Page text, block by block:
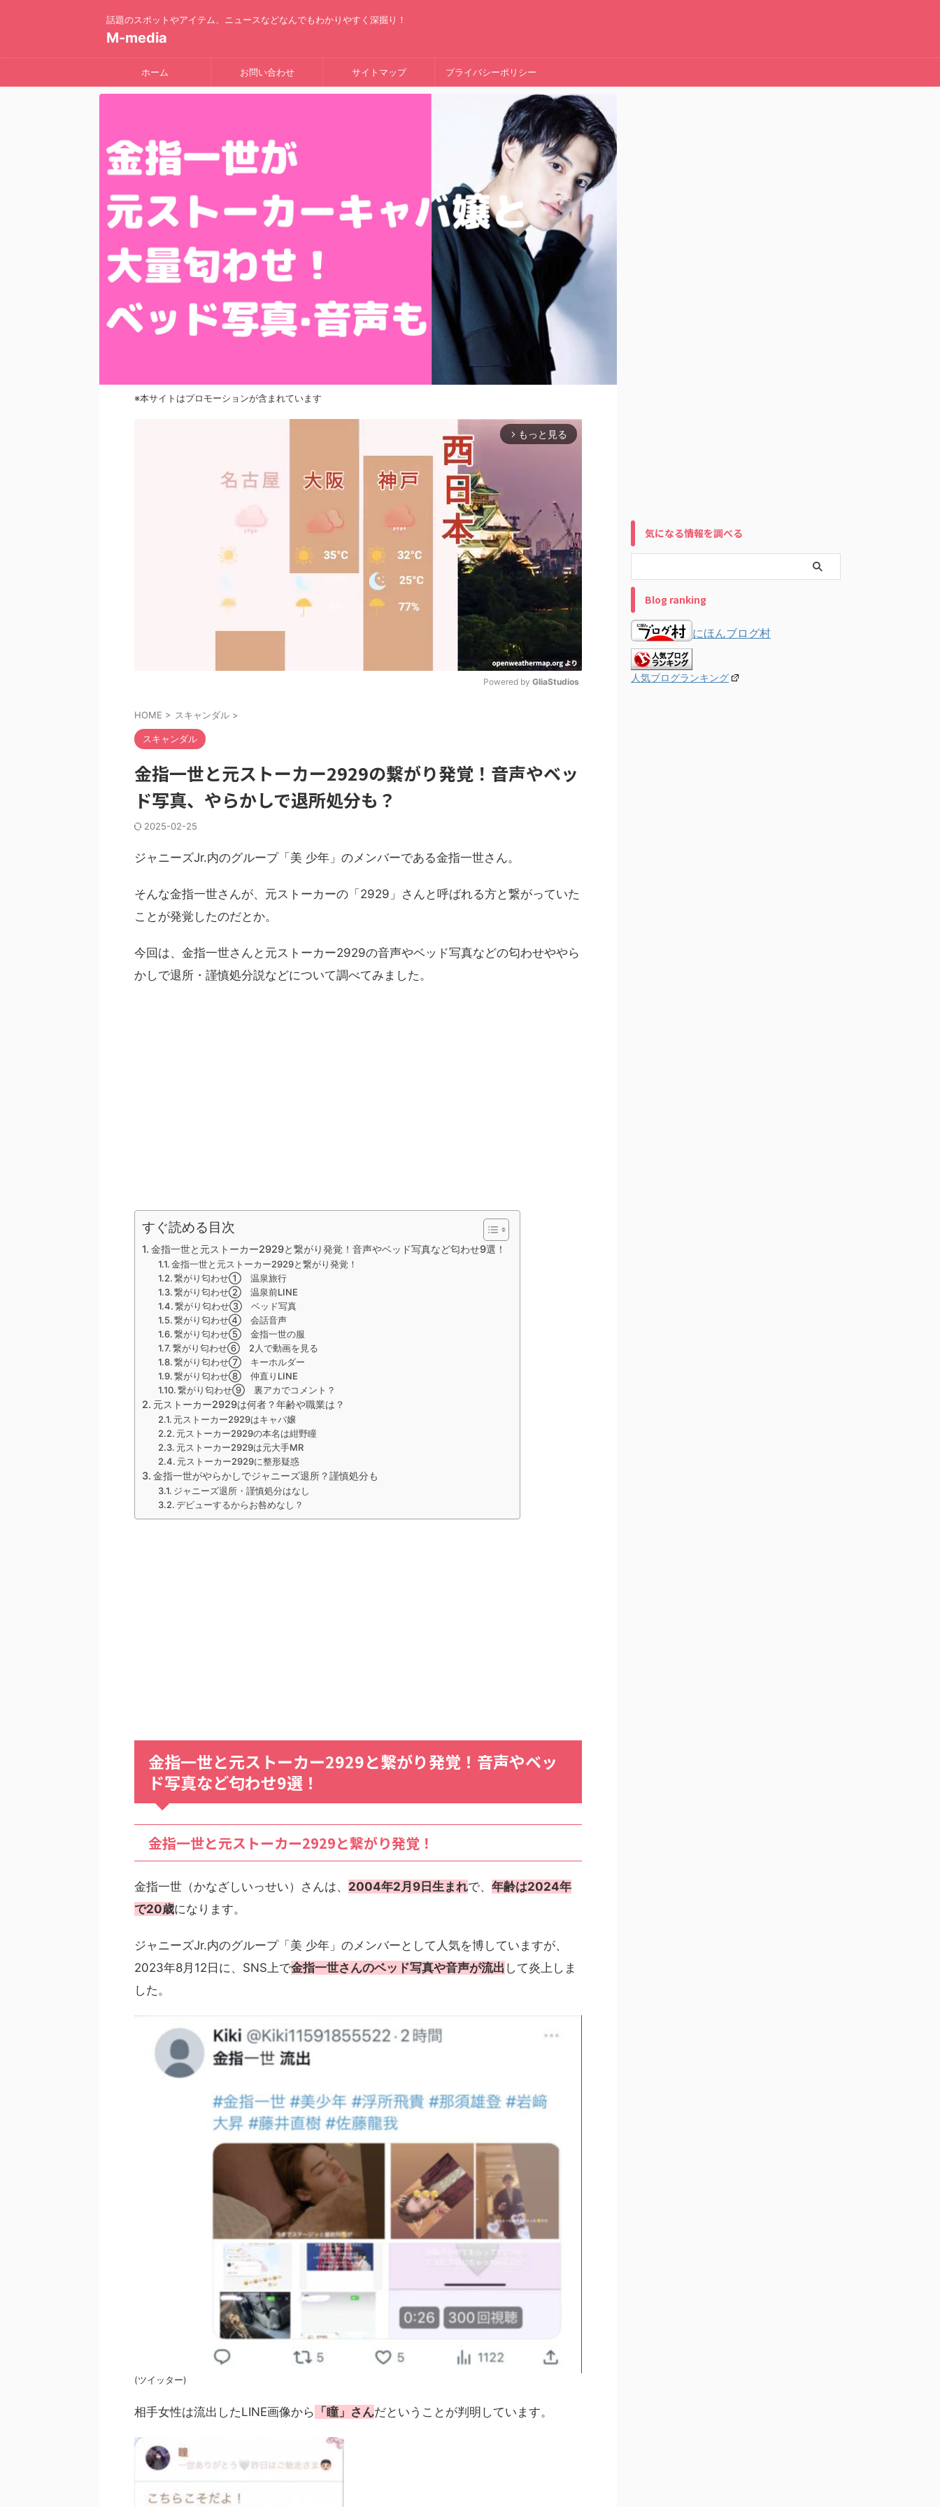
話題のスポットやアイテム、ニュースなどなんでもわかりやすく深掘り！
M-media
ホーム お問い合わせ サイトマップ プライバシーポリシー
※本サイトはプロモーションが含まれています
arrow_forward_ios もっと見る
e
Powered by GliaStudios
HOME > スキャンダル >
スキャンダル
金指一世と元ストーカー2929の繋がり発覚！音声やベッ
ド写真、やらかしで退所処分も？
2025-02-25
ジャニーズJr.内のグループ「美 少年」のメンバーである金指一世さん。
そんな金指一世さんが、元ストーカーの「2929」さんと呼ばれる方と繋がっていた
ことが発覚したのだとか。
今回は、金指一世さんと元ストーカー2929の音声やベッド写真などの匂わせややら
かしで退所・謹慎処分説などについて調べてみました。
すぐ読める目次
金指一世と元ストーカー2929と繋がり発覚！音声やベッド写真など匂わせ9選！
金指一世と元ストーカー2929と繋がり発覚！
繋がり匂わせ① 温泉旅行
繋がり匂わせ② 温泉前LINE
繋がり匂わせ③ ベッド写真
繋がり匂わせ④ 会話音声
繋がり匂わせ⑤ 金指一世の服
繋がり匂わせ⑥ 2人で動画を見る
繋がり匂わせ⑦ キーホルダー
繋がり匂わせ⑧ 仲直りLINE
繋がり匂わせ⑨ 裏アカでコメント？
元ストーカー2929は何者？年齢や職業は？
元ストーカー2929はキャバ嬢
元ストーカー2929の本名は紺野瞳
元ストーカー2929は元大手MR
元ストーカー2929に整形疑惑
金指一世がやらかしでジャニーズ退所？謹慎処分も
ジャニーズ退所・謹慎処分はなし
デビューするからお咎めなし？
金指一世と元ストーカー2929と繋がり発覚！音声やベッ
ド写真など匂わせ9選！
金指一世と元ストーカー2929と繋がり発覚！
金指一世（かなざしいっせい）さんは、 2004年2月9日生まれで、 年齢は2024年
で20歳になります。
ジャニーズJr.内のグループ「美 少年」のメンバーとして人気を博していますが、
2023年8月12日に、SNS上で金指一世さんのベッド写真や音声が流出 して炎上しま
した。
(ツイッター)
相手女性は流出したLINE画像から 「瞳」さんだということが判明しています。
気になる情報を調べる
Blog ranking
にほんブログ村
人気ブログランキング